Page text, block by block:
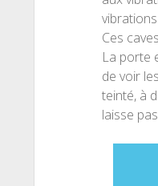
Ces
La porte
de voir
teinté, à
laisse